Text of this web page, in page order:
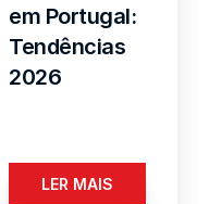
em Portugal:
Tendências
2026
LER MAIS